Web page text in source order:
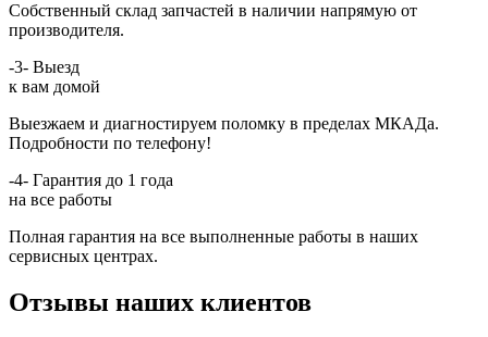
Собственный склад запчастей в наличии напрямую от
производителя.
-3- Выезд
к вам домой
Выезжаем и диагностируем поломку в пределах МКАДа.
Подробности по телефону!
-4- Гарантия до 1 года
на все работы
Полная гарантия на все выполненные работы в наших
сервисных центрах.
Отзывы наших клиентов